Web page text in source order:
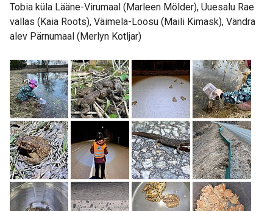
Tobia küla Lääne-Virumaal (Marleen Mölder), Uuesalu Rae
vallas (Kaia Roots), Väimela-Loosu (Maili Kimask), Vändra
alev Pärnumaal (Merlyn Kotljar)